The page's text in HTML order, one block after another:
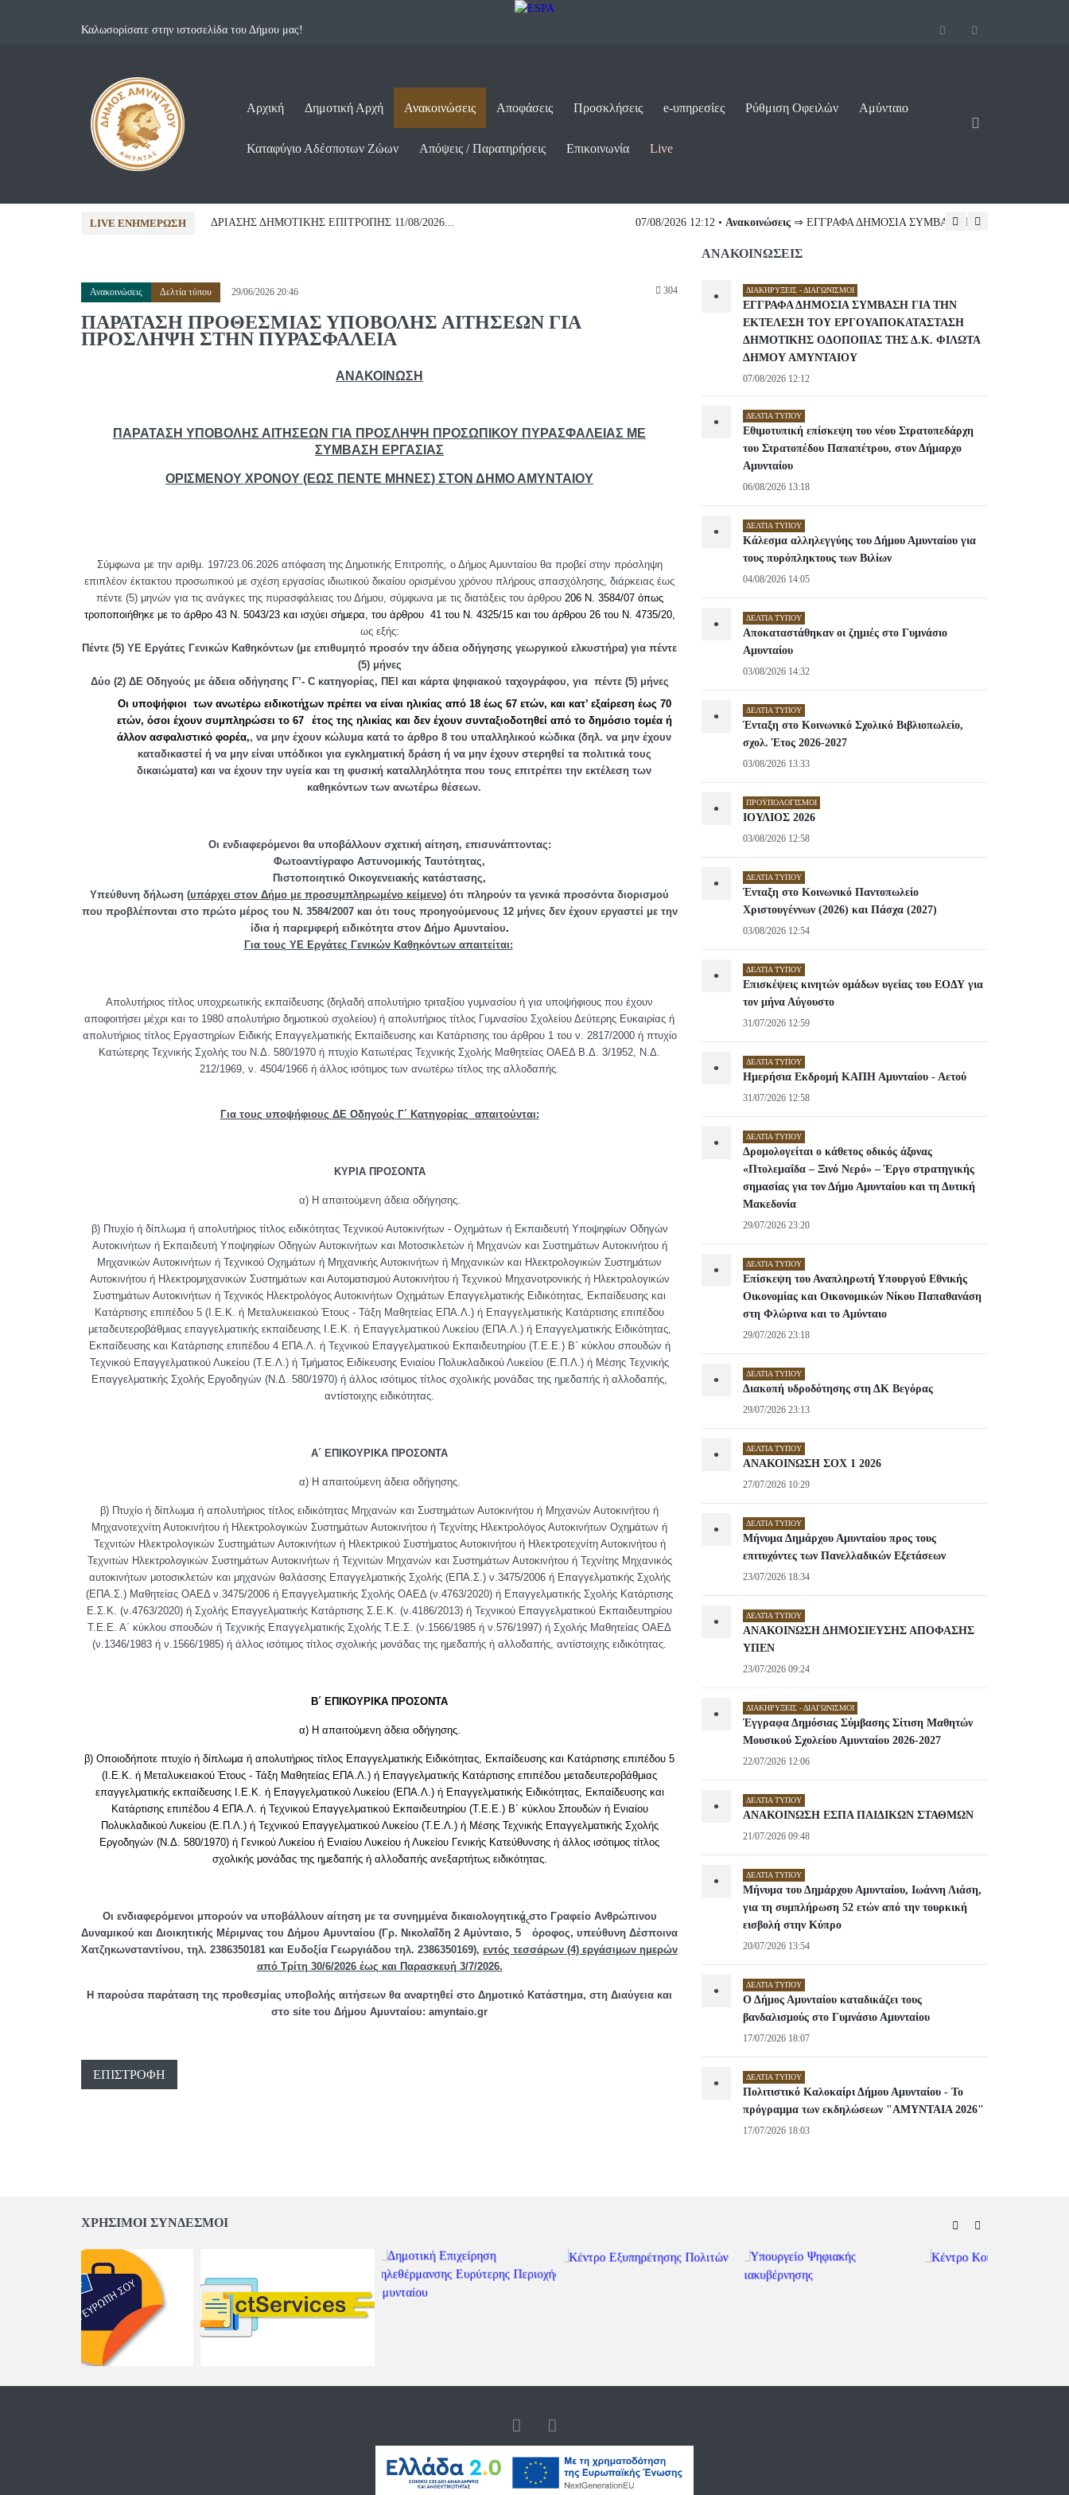
Καλωσορίσατε στην ιστοσελίδα του Δήμου μας!
Αρχική Δημοτική Αρχή Ανακοινώσεις Αποφάσεις Προσκλήσεις e-υπηρεσίες Ρύθμιση Οφειλών Αμύνταιο
Καταφύγιο Αδέσποτων Ζώων Απόψεις / Παρατηρήσεις Επικοινωνία Live
LIVE ΕΝΗΜΈΡΩΣΗ 07/08/2026 12:12 •Ανακοινώσεις⇒ ΕΓΓΡΑΦΑ ΔΗΜΟΣΙΑ ΣΥΜΒΑΣΗ ΓΙΑ ΤΗΝ ΕΚΤΕΛΕΣΗ ΤΟΥ ΕΡΓΟΥΑΠΟΚΑΤΑΣΤΑΣΗ ΔΗΜΟΤΙΚΗΣ ...
Ανακοινώσεις Δελτία τύπου 29/06/2026 20:46 304
ΠΑΡΑΤΑΣΗ ΠΡΟΘΕΣΜΙΑΣ ΥΠΟΒΟΛΗΣ ΑΙΤΗΣΕΩΝ ΓΙΑ
ΠΡΟΣΛΗΨΗ ΣΤΗΝ ΠΥΡΑΣΦΑΛΕΙΑ
ΑΝΑΚΟΙΝΩΣΗ
ΠΑΡΑΤΑΣΗ ΥΠΟΒΟΛΗΣ ΑΙΤΗΣΕΩΝ ΓΙΑ ΠΡΟΣΛΗΨΗ ΠΡΟΣΩΠΙΚΟΥ ΠΥΡΑΣΦΑΛΕΙΑΣ ΜΕ
ΣΥΜΒΑΣΗ ΕΡΓΑΣΙΑΣ
ΟΡΙΣΜΕΝΟΥ ΧΡΟΝΟΥ (ΕΩΣ ΠΕΝΤΕ ΜΗΝΕΣ) ΣΤΟΝ ΔΗΜΟ ΑΜΥΝΤΑΙΟΥ
Σύμφωνα με την αριθμ. 197/23.06.2026 απόφαση της Δημοτικής Επιτροπής, ο Δήμος Αμυνταίου θα προβεί στην πρόσληψη
επιπλέον έκτακτου προσωπικού με σχέση εργασίας ιδιωτικού δικαίου ορισμένου χρόνου πλήρους απασχόλησης, διάρκειας έως
πέντε (5) μηνών για τις ανάγκες της πυρασφάλειας του Δήμου, σύμφωνα με τις διατάξεις του άρθρου 206 Ν. 3584/07 όπως
τροποποιήθηκε με το άρθρο 43 Ν. 5043/23 και ισχύει σήμερα, του άρθρου 41 του Ν. 4325/15 και του άρθρου 26 του Ν. 4735/20,
ως εξής:
Πέντε (5) ΥΕ Εργάτες Γενικών Καθηκόντων (με επιθυμητό προσόν την άδεια οδήγησης γεωργικού ελκυστήρα) για πέντε
(5) μήνες
Δύο (2) ΔΕ Οδηγούς με άδεια οδήγησης Γ’- Cκατηγορίας, ΠΕΙ και κάρτα ψηφιακού ταχογράφου, για πέντε (5) μήνες
Οι υποψήφιοι των ανωτέρω ειδικοτήτων πρέπει να είναι ηλικίας από 18έως 67ετών, και κατ’ εξαίρεση έως 70
ετών, όσοι έχουν συμπληρώσει το 67
ο
έτος της ηλικίας και δεν έχουν συνταξιοδοτηθεί από το δημόσιο τομέα ή
άλλον ασφαλιστικό φορέα,, να μην έχουν κώλυμα κατά το άρθρο 8 του υπαλληλικού κώδικα (δηλ. να μην έχουν
καταδικαστεί ή να μην είναι υπόδικοι για εγκληματική δράση ή να μην έχουν στερηθεί τα πολιτικά τους
δικαιώματα) και να έχουν την υγεία και τη φυσική καταλληλότητα που τους επιτρέπει την εκτέλεση των
καθηκόντων των ανωτέρω θέσεων.
Οι ενδιαφερόμενοι θα υποβάλλουν σχετική αίτηση, επισυνάπτοντας:
Φωτοαντίγραφο Αστυνομικής Ταυτότητας,
Πιστοποιητικό Οικογενειακής κατάστασης,
Υπεύθυνη δήλωση (υπάρχει στον Δήμο με προσυμπληρωμένο κείμενο) ότι πληρούν τα γενικά προσόντα διορισμού
που προβλέπονται στο πρώτο μέρος του Ν. 3584/2007 και ότι τους προηγούμενους 12 μήνες δεν έχουν εργαστεί με την
ίδια ή παρεμφερή ειδικότητα στον Δήμο Αμυνταίου.
Για τους ΥΕ Εργάτες Γενικών Καθηκόντων απαιτείται:
Απολυτήριος τίτλος υποχρεωτικής εκπαίδευσης (δηλαδή απολυτήριο τριταξίου γυμνασίου ή για υποψήφιους που έχουν
αποφοιτήσει μέχρι και το 1980 απολυτήριο δημοτικού σχολείου) ή απολυτήριος τίτλος Γυμνασίου Σχολείου Δεύτερης Ευκαιρίας ή
απολυτήριος τίτλος Εργαστηρίων Ειδικής Επαγγελματικής Εκπαίδευσης και Κατάρτισης του άρθρου 1 του ν. 2817/2000 ή πτυχίο
Κατώτερης Τεχνικής Σχολής του Ν.Δ. 580/1970 ή πτυχίο Κατωτέρας Τεχνικής Σχολής Μαθητείας ΟΑΕΔ Β.Δ. 3/1952, Ν.Δ.
212/1969, ν. 4504/1966 ή άλλος ισότιμος των ανωτέρω τίτλος της αλλοδαπής.
Για τους υποψήφιους ΔΕ Οδηγούς Γ΄ Κατηγορίας απαιτούνται:
ΚΥΡΙΑ ΠΡΟΣΟΝΤΑ
α) Η απαιτούμενη άδεια οδήγησης.
β) Πτυχίο ή δίπλωμα ή απολυτήριος τίτλος ειδικότητας Τεχνικού Αυτοκινήτων - Οχημάτων ή Εκπαιδευτή Υποψηφίων Οδηγών
Αυτοκινήτων ή Εκπαιδευτή Υποψηφίων Οδηγών Αυτοκινήτων και Μοτοσικλετών ή Μηχανών και Συστημάτων Αυτοκινήτου ή
Μηχανικών Αυτοκινήτων ή Τεχνικού Οχημάτων ή Μηχανικής Αυτοκινήτων ή Μηχανικών και Ηλεκτρολογικών Συστημάτων
Αυτοκινήτου ή Ηλεκτρομηχανικών Συστημάτων και Αυτοματισμού Αυτοκινήτου ή Τεχνικού Μηχανοτρονικής ή Ηλεκτρολογικών
Συστημάτων Αυτοκινήτων ή Τεχνικός Ηλεκτρολόγος Αυτοκινήτων Οχημάτων Επαγγελματικής Ειδικότητας, Εκπαίδευσης και
Κατάρτισης επιπέδου 5 (Ι.Ε.Κ. ή Μεταλυκειακού Έτους - Τάξη Μαθητείας ΕΠΑ.Λ.) ή Επαγγελματικής Κατάρτισης επιπέδου
μεταδευτεροβάθμιας επαγγελματικής εκπαίδευσης Ι.Ε.Κ. ή Επαγγελματικού Λυκείου (ΕΠΑ.Λ.) ή Επαγγελματικής Ειδικότητας,
Εκπαίδευσης και Κατάρτισης επιπέδου 4 ΕΠΑ.Λ. ή Τεχνικού Επαγγελματικού Εκπαιδευτηρίου (Τ.Ε.Ε.) Β΄ κύκλου σπουδών ή
Τεχνικού Επαγγελματικού Λυκείου (Τ.Ε.Λ.) ή Τμήματος Ειδίκευσης Ενιαίου Πολυκλαδικού Λυκείου (Ε.Π.Λ.) ή Μέσης Τεχνικής
Επαγγελματικής Σχολής Εργοδηγών (Ν.Δ. 580/1970) ή άλλος ισότιμος τίτλος σχολικής μονάδας της ημεδαπής ή αλλοδαπής,
αντίστοιχης ειδικότητας.
Α΄ ΕΠΙΚΟΥΡΙΚΑ ΠΡΟΣΟΝΤΑ
α) Η απαιτούμενη άδεια οδήγησης.
β) Πτυχίο ή δίπλωμα ή απολυτήριος τίτλος ειδικότητας Μηχανών και Συστημάτων Αυτοκινήτου ή Μηχανών Αυτοκινήτου ή
Μηχανοτεχνίτη Αυτοκινήτου ή Ηλεκτρολογικών Συστημάτων Αυτοκινήτου ή Τεχνίτης Ηλεκτρολόγος Αυτοκινήτων Οχημάτων ή
Τεχνιτών Ηλεκτρολογικών Συστημάτων Αυτοκινήτων ή Ηλεκτρικού Συστήματος Αυτοκινήτου ή Ηλεκτροτεχνίτη Αυτοκινήτου ή
Τεχνιτών Ηλεκτρολογικών Συστημάτων Αυτοκινήτων ή Τεχνιτών Μηχανών και Συστημάτων Αυτοκινήτου ή Τεχνίτης Μηχανικός
αυτοκινήτων μοτοσικλετών και μηχανών θαλάσσης Επαγγελματικής Σχολής (ΕΠΑ.Σ.) ν.3475/2006 ή Επαγγελματικής Σχολής
(ΕΠΑ.Σ.) Μαθητείας ΟΑΕΔ ν.3475/2006 ή Επαγγελματικής Σχολής ΟΑΕΔ (ν.4763/2020) ή Επαγγελματικής Σχολής Κατάρτισης
Ε.Σ.Κ. (ν.4763/2020) ή Σχολής Επαγγελματικής Κατάρτισης Σ.Ε.Κ. (ν.4186/2013) ή Τεχνικού Επαγγελματικού Εκπαιδευτηρίου
Τ.Ε.Ε. Α΄ κύκλου σπουδών ή Τεχνικής Επαγγελματικής Σχολής Τ.Ε.Σ. (ν.1566/1985 ή ν.576/1997) ή Σχολής Μαθητείας ΟΑΕΔ
(ν.1346/1983 ή ν.1566/1985) ή άλλος ισότιμος τίτλος σχολικής μονάδας της ημεδαπής ή αλλοδαπής, αντίστοιχης ειδικότητας.
Β΄ ΕΠΙΚΟΥΡΙΚΑ ΠΡΟΣΟΝΤΑ
α) Η απαιτούμενη άδεια οδήγησης.
β) Οποιοδήποτε πτυχίο ή δίπλωμα ή απολυτήριος τίτλος Επαγγελματικής Ειδικότητας, Εκπαίδευσης και Κατάρτισης επιπέδου 5
(Ι.Ε.Κ. ή Μεταλυκειακού Έτους - Τάξη Μαθητείας ΕΠΑ.Λ.) ή Επαγγελματικής Κατάρτισης επιπέδου μεταδευτεροβάθμιας
επαγγελματικής εκπαίδευσης Ι.Ε.Κ. ή Επαγγελματικού Λυκείου (ΕΠΑ.Λ.) ή Επαγγελματικής Ειδικότητας, Εκπαίδευσης και
Κατάρτισης επιπέδου 4 ΕΠΑ.Λ. ή Τεχνικού Επαγγελματικού Εκπαιδευτηρίου (Τ.Ε.Ε.) Β΄ κύκλου Σπουδών ή Ενιαίου
Πολυκλαδικού Λυκείου (Ε.Π.Λ.) ή Τεχνικού Επαγγελματικού Λυκείου (Τ.Ε.Λ.) ή Μέσης Τεχνικής Επαγγελματικής Σχολής
Εργοδηγών (Ν.Δ. 580/1970) ή Γενικού Λυκείου ή Ενιαίου Λυκείου ή Λυκείου Γενικής Κατεύθυνσης ή άλλος ισότιμος τίτλος
σχολικής μονάδας της ημεδαπής ή αλλοδαπής ανεξαρτήτως ειδικότητας.
Οι ενδιαφερόμενοι μπορούν να υποβάλλουν αίτηση με τα συνημμένα δικαιολογητικά στο Γραφείο Ανθρώπινου
Δυναμικού και Διοικητικής Μέριμνας του Δήμου Αμυνταίου (Γρ. Νικολαΐδη 2 Αμύνταιο, 5
0ς
όροφος, υπεύθυνη Δέσποινα
Χατζηκωνσταντίνου, τηλ. 2386350181 και Ευδοξία Γεωργιάδου τηλ. 2386350169), εντός τεσσάρων (4) εργάσιμων ημερών
από Τρίτη 30/6/2026 έως και Παρασκευή 3/7/2026.
Η παρούσα παράταση της προθεσμίας υποβολής αιτήσεων θα αναρτηθεί στο Δημοτικό Κατάστημα, στη Διαύγεια και
στο site του Δήμου Αμυνταίου: amyntaio.gr
ΕΠΙΣΤΡΟΦΉ
ΑΝΑΚΟΙΝΩΣΕΙΣ
• ΔΙΑΚΗΡΎΞΕΙΣ - ΔΙΑΓΩΝΙΣΜΟΊ
ΕΓΓΡΑΦΑ ΔΗΜΟΣΙΑ ΣΥΜΒΑΣΗ ΓΙΑ ΤΗΝ
ΕΚΤΕΛΕΣΗ ΤΟΥ ΕΡΓΟΥΑΠΟΚΑΤΑΣΤΑΣΗ
ΔΗΜΟΤΙΚΗΣ ΟΔΟΠΟΙΙΑΣ ΤΗΣ Δ.Κ. ΦΙΛΩΤΑ
ΔΗΜΟΥ ΑΜΥΝΤΑΙΟΥ
07/08/2026 12:12
• ΔΕΛΤΊΑ ΤΎΠΟΥ
Εθιμοτυπική επίσκεψη του νέου Στρατοπεδάρχη
του Στρατοπέδου Παπαπέτρου, στον Δήμαρχο
Αμυνταίου
06/08/2026 13:18
• ΔΕΛΤΊΑ ΤΎΠΟΥ
Κάλεσμα αλληλεγγύης του Δήμου Αμυνταίου για
τους πυρόπληκτους των Βιλίων
04/08/2026 14:05
• ΔΕΛΤΊΑ ΤΎΠΟΥ
Αποκαταστάθηκαν οι ζημιές στο Γυμνάσιο
Αμυνταίου
03/08/2026 14:32
• ΔΕΛΤΊΑ ΤΎΠΟΥ
Ένταξη στο Κοινωνικό Σχολικό Βιβλιοπωλείο,
σχολ. Έτος 2026-2027
03/08/2026 13:33
• ΠΡΟΫΠΟΛΟΓΙΣΜΟΊ
ΙΟΥΛΙΟΣ 2026
03/08/2026 12:58
• ΔΕΛΤΊΑ ΤΎΠΟΥ
Ένταξη στο Κοινωνικό Παντοπωλείο
Χριστουγέννων (2026) και Πάσχα (2027)
03/08/2026 12:54
• ΔΕΛΤΊΑ ΤΎΠΟΥ
Επισκέψεις κινητών ομάδων υγείας του ΕΟΔΥ για
τον μήνα Αύγουστο
31/07/2026 12:59
• ΔΕΛΤΊΑ ΤΎΠΟΥ
Ημερήσια Εκδρομή ΚΑΠΗ Αμυνταίου - Αετού
31/07/2026 12:58
• ΔΕΛΤΊΑ ΤΎΠΟΥ
Δρομολογείται ο κάθετος οδικός άξονας
«Πτολεμαΐδα – Ξινό Νερό» – Έργο στρατηγικής
σημασίας για τον Δήμο Αμυνταίου και τη Δυτική
Μακεδονία
29/07/2026 23:20
• ΔΕΛΤΊΑ ΤΎΠΟΥ
Επίσκεψη του Αναπληρωτή Υπουργού Εθνικής
Οικονομίας και Οικονομικών Νίκου Παπαθανάση
στη Φλώρινα και το Αμύνταιο
29/07/2026 23:18
• ΔΕΛΤΊΑ ΤΎΠΟΥ
Διακοπή υδροδότησης στη ΔΚ Βεγόρας
29/07/2026 23:13
• ΔΕΛΤΊΑ ΤΎΠΟΥ
ΑΝΑΚΟΙΝΩΣΗ ΣΟΧ 1 2026
27/07/2026 10:29
• ΔΕΛΤΊΑ ΤΎΠΟΥ
Μήνυμα Δημάρχου Αμυνταίου προς τους
επιτυχόντες των Πανελλαδικών Εξετάσεων
23/07/2026 18:34
• ΔΕΛΤΊΑ ΤΎΠΟΥ
ΑΝΑΚΟΙΝΩΣΗ ΔΗΜΟΣΙΕΥΣΗΣ ΑΠΟΦΑΣΗΣ
ΥΠΕΝ
23/07/2026 09:24
• ΔΙΑΚΗΡΎΞΕΙΣ - ΔΙΑΓΩΝΙΣΜΟΊ
Έγγραφα Δημόσιας Σύμβασης Σίτιση Μαθητών
Μουσικού Σχολείου Αμυνταίου 2026-2027
22/07/2026 12:06
• ΔΕΛΤΊΑ ΤΎΠΟΥ
ΑΝΑΚΟΙΝΩΣΗ ΕΣΠΑ ΠΑΙΔΙΚΩΝ ΣΤΑΘΜΩΝ
21/07/2026 09:48
• ΔΕΛΤΊΑ ΤΎΠΟΥ
Μήνυμα του Δημάρχου Αμυνταίου, Ιωάννη Λιάση,
για τη συμπλήρωση 52 ετών από την τουρκική
εισβολή στην Κύπρο
20/07/2026 13:54
• ΔΕΛΤΊΑ ΤΎΠΟΥ
Ο Δήμος Αμυνταίου καταδικάζει τους
βανδαλισμούς στο Γυμνάσιο Αμυνταίου
17/07/2026 18:07
• ΔΕΛΤΊΑ ΤΎΠΟΥ
Πολιτιστικό Καλοκαίρι Δήμου Αμυνταίου - Το
πρόγραμμα των εκδηλώσεων "ΑΜΥΝΤΑΙΑ 2026"
17/07/2026 18:03
ΧΡΗΣΙΜΟΙ ΣΥΝΔΕΣΜΟΙ